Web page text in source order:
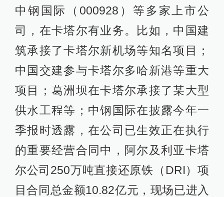
中钢国际（000928）等多家上市公
司，在卡塔尔有业务。比如，中国建
筑承接了卡塔尔新机场等知名项目；
中国交建参与卡塔尔多哈新港等重大
项目；葛洲坝在卡塔尔承接了某大型
供水工程等；中钢国际在披露今年一
季报时透露，在公司已生效正在执行
的重要经营合同中，阿尔及利亚卡塔
尔公司250万吨直接还原铁（DRI）项
目合同总金额10.82亿元，现场已进入